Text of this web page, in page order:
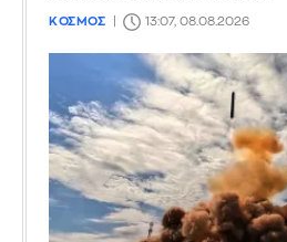
ΚΟΣΜΟΣ 13:07, 08.08.2026